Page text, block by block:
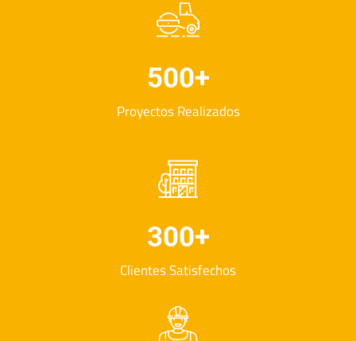
Proyectos Realizados
500+
Clientes Satisfechos
300+